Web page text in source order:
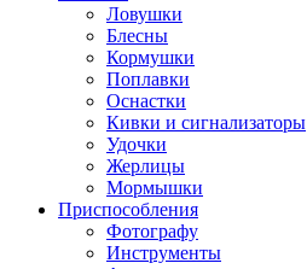
Ловушки
Блесны
Кормушки
Поплавки
Оснастки
Кивки и сигнализаторы
Удочки
Жерлицы
Мормышки
Приспособления
Фотографу
Инструменты